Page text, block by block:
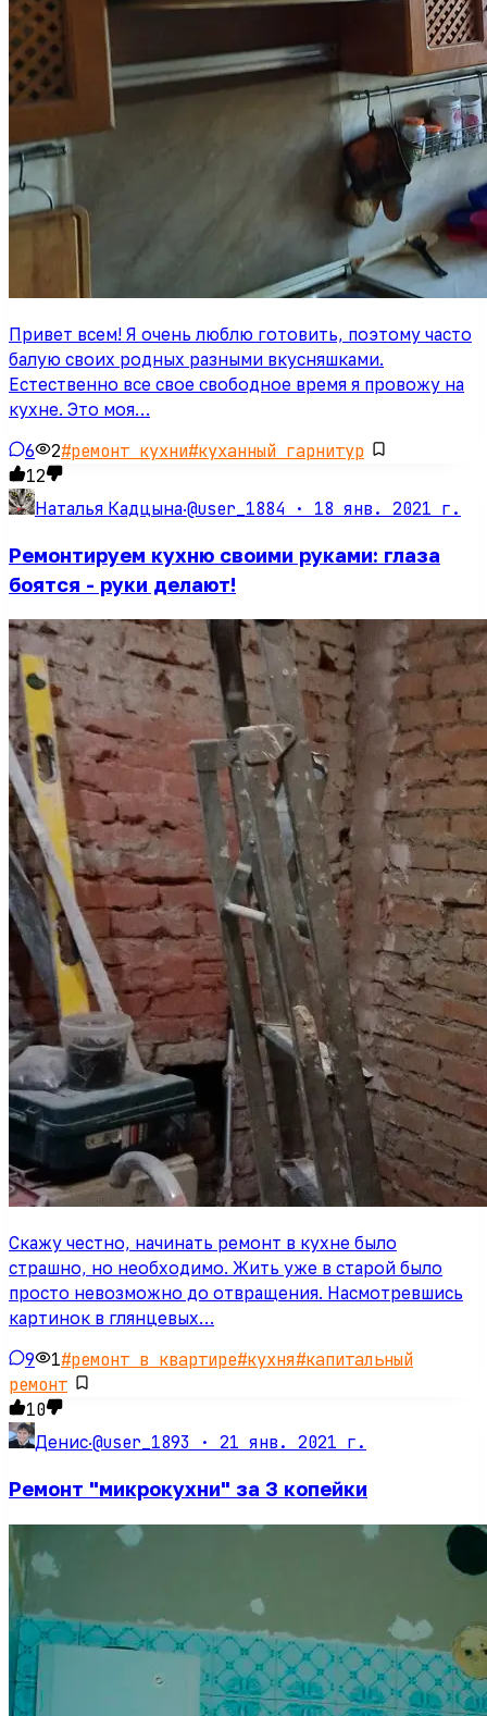
Привет всем! Я очень люблю готовить, поэтому часто
балую своих родных разными вкусняшками.
Естественно все свое свободное время я провожу на
кухне. Это моя…
6 2#ремонт кухни#куханный гарнитур
12
Наталья Кадцына·@user_1884 · 18 янв. 2021 г.
Ремонтируем кухню своими руками: глаза
боятся - руки делают!
Скажу честно, начинать ремонт в кухне было
страшно, но необходимо. Жить уже в старой было
просто невозможно до отвращения. Насмотревшись
картинок в глянцевых…
9 1#ремонт в квартире#кухня#капитальный
ремонт
10
Денис·@user_1893 · 21 янв. 2021 г.
Ремонт "микрокухни" за 3 копейки